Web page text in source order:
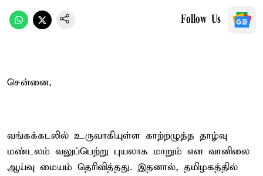
Follow Us
சென்னை,
வங்கக்கடலில் உருவாகியுள்ள காற்றழுத்த தாழ்வு
மண்டலம் வலுப்பெற்று புயலாக மாறும் என வானிலை
ஆய்வு மையம் தெரிவித்தது. இதனால், தமிழகத்தில்